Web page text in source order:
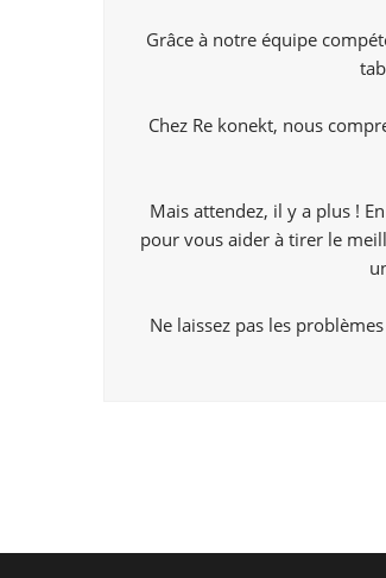
Grâce à notre équipe
Chez Re konekt, nous
Mais attendez, il y a plus !
pour vous aider à tirer le
Ne laissez pas les